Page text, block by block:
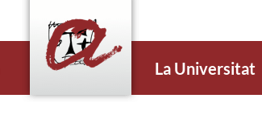
La Universitat